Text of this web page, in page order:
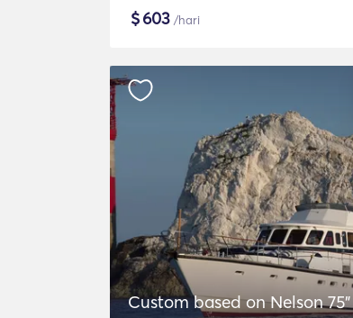
$603 /hari
Custom based on Nelson 75"